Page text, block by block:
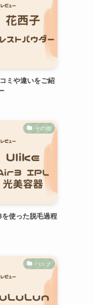
ミや違いをご紹
その他
使った脱毛過程
パック